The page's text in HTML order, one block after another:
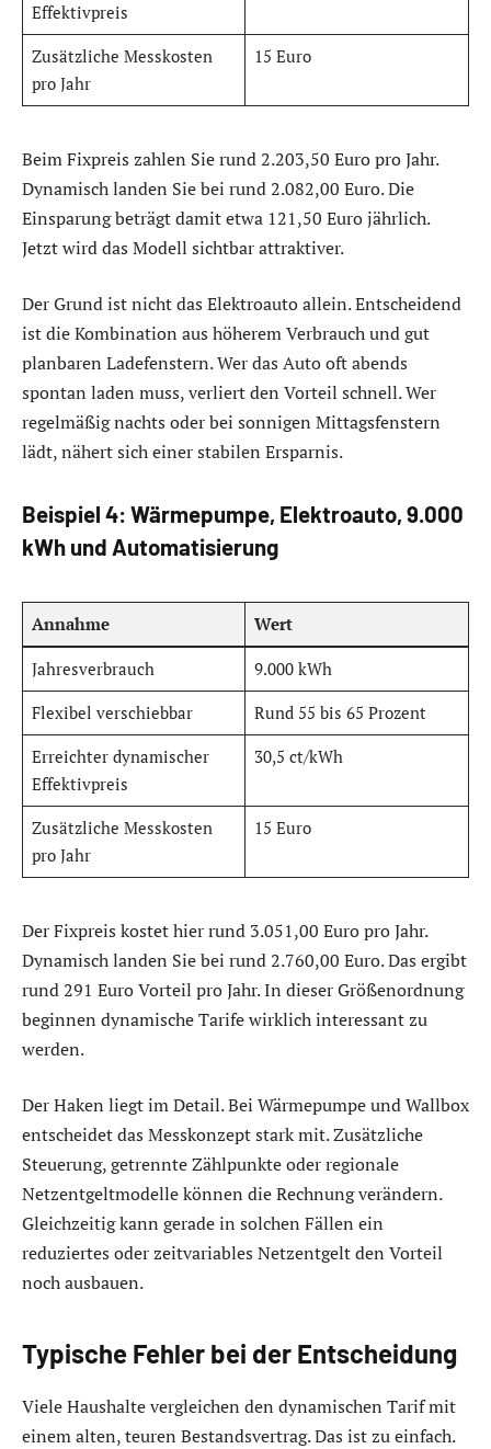
Effektivpreis
Zusätzliche Messkosten
pro Jahr
15 Euro
Beim Fixpreis zahlen Sie rund 2.203,50 Euro pro Jahr.
Dynamisch landen Sie bei rund 2.082,00 Euro. Die
Einsparung beträgt damit etwa 121,50 Euro jährlich.
Jetzt wird das Modell sichtbar attraktiver.
Der Grund ist nicht das Elektroauto allein. Entscheidend
ist die Kombination aus höherem Verbrauch und gut
planbaren Ladefenstern. Wer das Auto oft abends
spontan laden muss, verliert den Vorteil schnell. Wer
regelmäßig nachts oder bei sonnigen Mittagsfenstern
lädt, nähert sich einer stabilen Ersparnis.
Beispiel 4: Wärmepumpe, Elektroauto, 9.000
kWh und Automatisierung
Annahme Wert
Jahresverbrauch
9.000 kWh
Flexibel verschiebbar
Rund 55 bis 65 Prozent
Erreichter dynamischer
Effektivpreis
30,5 ct/kWh
Zusätzliche Messkosten
pro Jahr
15 Euro
Der Fixpreis kostet hier rund 3.051,00 Euro pro Jahr.
Dynamisch landen Sie bei rund 2.760,00 Euro. Das ergibt
rund 291 Euro Vorteil pro Jahr. In dieser Größenordnung
beginnen dynamische Tarife wirklich interessant zu
werden.
Der Haken liegt im Detail. Bei Wärmepumpe und Wallbox
entscheidet das Messkonzept stark mit. Zusätzliche
Steuerung, getrennte Zählpunkte oder regionale
Netzentgeltmodelle können die Rechnung verändern.
Gleichzeitig kann gerade in solchen Fällen ein
reduziertes oder zeitvariables Netzentgelt den Vorteil
noch ausbauen.
Typische Fehler bei der Entscheidung
Viele Haushalte vergleichen den dynamischen Tarif mit
einem alten, teuren Bestandsvertrag. Das ist zu einfach.